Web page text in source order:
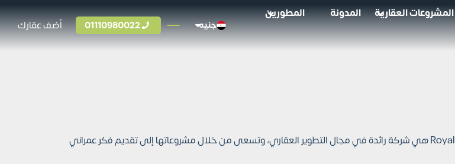
المشروعات العقارية المدونة
المطورين
جنيه 01110980022 أضف عقارك
شركة رويال للتطوير العقاري Royal Developments هي شركة رائدة في مجال التطوير العقاري، وتسعى من خلال مشروعاتها إلى تقديم فكر عمراني